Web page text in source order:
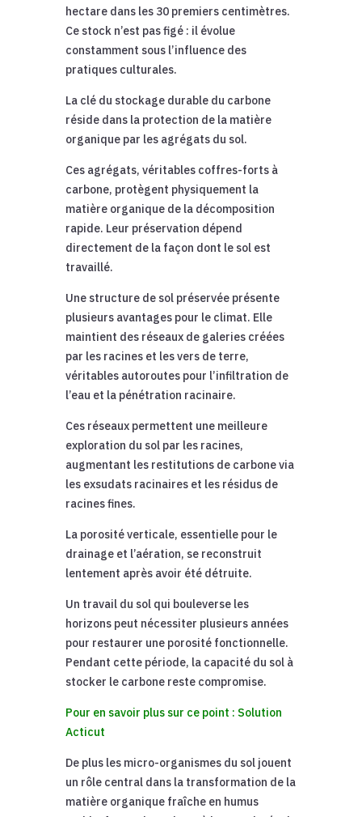
hectare dans les 30 premiers centimètres.
Ce stock n’est pas figé : il évolue
constamment sous l’influence des
pratiques culturales.
La clé du stockage durable du carbone
réside dans la protection de la matière
organique par les agrégats du sol.
Ces agrégats, véritables coffres-forts à
carbone, protègent physiquement la
matière organique de la décomposition
rapide. Leur préservation dépend
directement de la façon dont le sol est
travaillé.
Une structure de sol préservée présente
plusieurs avantages pour le climat. Elle
maintient des réseaux de galeries créées
par les racines et les vers de terre,
véritables autoroutes pour l’infiltration de
l’eau et la pénétration racinaire.
Ces réseaux permettent une meilleure
exploration du sol par les racines,
augmentant les restitutions de carbone via
les exsudats racinaires et les résidus de
racines fines.
La porosité verticale, essentielle pour le
drainage et l’aération, se reconstruit
lentement après avoir été détruite.
Un travail du sol qui bouleverse les
horizons peut nécessiter plusieurs années
pour restaurer une porosité fonctionnelle.
Pendant cette période, la capacité du sol à
stocker le carbone reste compromise.
Pour en savoir plus sur ce point : Solution
Acticut
De plus les micro-organismes du sol jouent
un rôle central dans la transformation de la
matière organique fraîche en humus